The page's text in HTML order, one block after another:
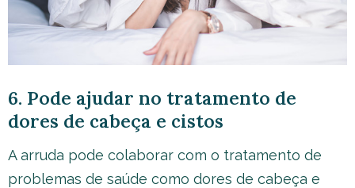
6. Pode ajudar no tratamento de
dores de cabeça e cistos
A arruda pode colaborar com o tratamento de
problemas de saúde como dores de cabeça e